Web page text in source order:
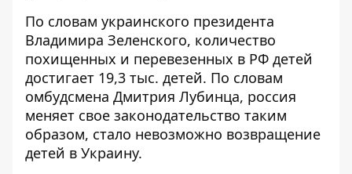
По словам украинского президента
Владимира Зеленского, количество
похищенных и перевезенных в РФ детей
достигает 19,3 тыс. детей. По словам
омбудсмена Дмитрия Лубинца, россия
меняет свое законодательство таким
образом, стало невозможно возвращение
детей в Украину.